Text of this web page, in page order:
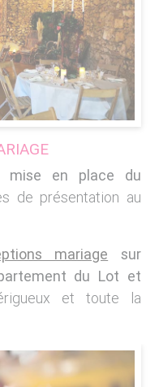
mise en place du
de présentation au
mariage sur
du Lot et
et toute la